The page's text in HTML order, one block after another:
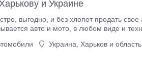
и Украине
звонка нам.
состоянии. Нерастаможенные,
Украина, Харьков и область